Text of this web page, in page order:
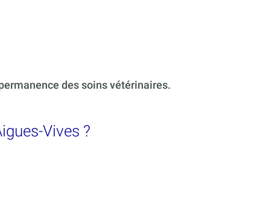
des soins vétérinaires.
Vives ?